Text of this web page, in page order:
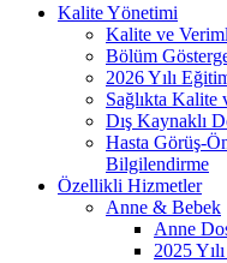
Kalite Yönetimi
Kalite ve
Bölüm
2026 Yılı
Sağlıkta Kalite
Dış Kaynaklı
Hasta Görüş-
Bilgilendirme
Özellikli Hizmetler
Anne & Bebek
Anne
2025